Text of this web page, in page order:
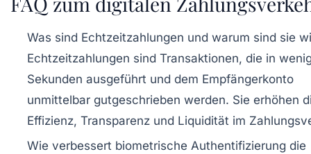
Was sind Echtzeitzahlungen und warum sind sie
Echtzeitzahlungen sind Transaktionen, die in
Sekunden ausgeführt und dem Empfängerkonto
unmittelbar gutgeschrieben werden. Sie erhöhen
Effizienz, Transparenz und Liquidität im
Wie verbessert biometrische Authentifizierung die